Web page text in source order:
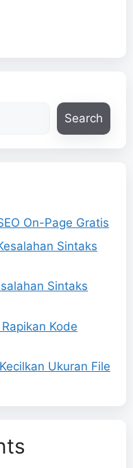
Search
On-Page Gratis
Sintaks
Sintaks
Kode
Ukuran File